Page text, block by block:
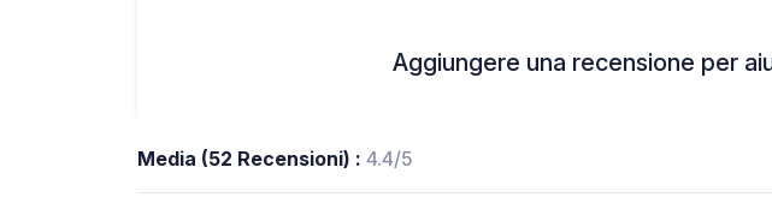
Aggiungere una recensione per
Media (52 Recensioni) : 4.4/5